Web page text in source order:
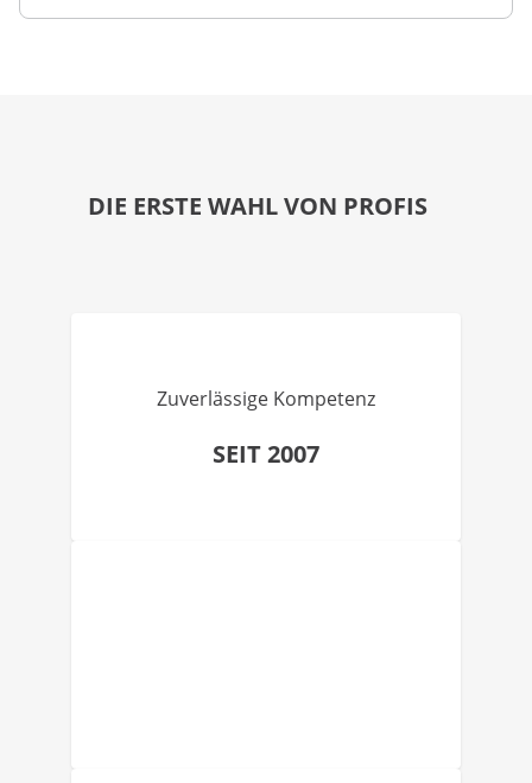
DIE ERSTE WAHL VON PROFIS
Zuverlässige Kompetenz
SEIT 2007